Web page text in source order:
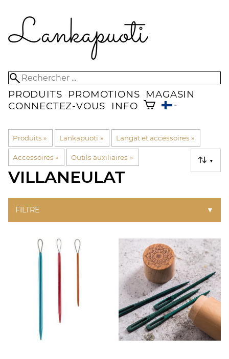
PRODUITS PROMOTIONS
MAGASIN
CONNECTEZ-VOUS
INFO
Produits ‪» Lankapuoti ‪» Langat et accessoires ‪»
Accessoires ‪» Outils auxiliaires ‪» ▼
VILLANEULAT
FILTRE ▼